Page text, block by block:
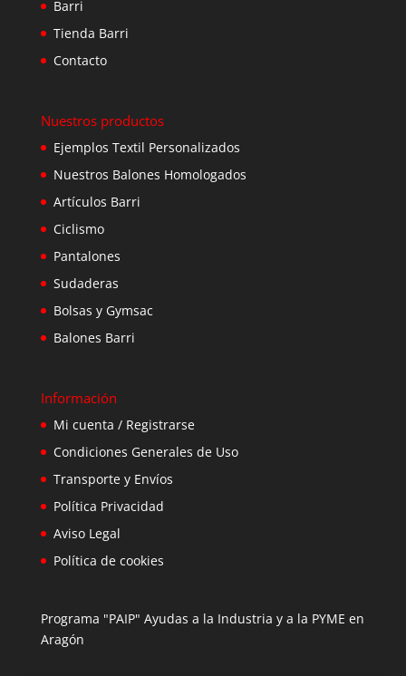
Barri
Tienda Barri
Contacto
Nuestros productos
Ejemplos Textil Personalizados
Nuestros Balones Homologados
Artículos Barri
Ciclismo
Pantalones
Sudaderas
Bolsas y Gymsac
Balones Barri
Información
Mi cuenta / Registrarse
Condiciones Generales de Uso
Transporte y Envíos
Política Privacidad
Aviso Legal
Política de cookies
Programa "PAIP" Ayudas a la Industria y a la PYME en
Aragón